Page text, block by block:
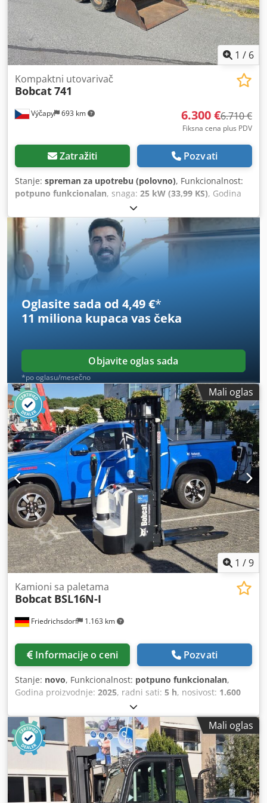
dobre gume - uključujući odobrenje za saobraćaj u
Nizozemskoj Cena prodaje: 21.900,-- neto Moguća je i
povoljna dostava! Uz doplatu, takođe i sa novom lopatom ili
novom radnom platformom!
1 / 6
Výčapy 693 km
Kompaktni utovarivač
Bobcat741
6.300 €6.710 €
Fiksna cena plus PDV
Zatražiti Pozvati
Stanje: spreman za upotrebu (polovno), Funkcionalnost:
potpuno funkcionalan, snaga: 25 kW (33,99 KS), Godina
, radni sati:5.700 h
motorom od 29,5 KS Credpfx Abjy Skqwe Sjf 5700 radnih
sati, godina proizvodnje oko 1990 Kašika
Oglasite sada od 4,49 €*
11 miliona kupaca vas čeka
Objavite oglas sada
*po oglasu/mesečno
Mali oglas
1 /9
Friedrichsdorf 1.163 km
Kamioni sa paletama
Bobcat BSL16N-I
Informacije o ceni Pozvati
Stanje: novo, Funkcionalnost: potpuno funkcionalan,
Godina proizvodnje: 2025, radni sati: 5 h, nosivost: 1.600
, slobodno podizanje:
mm, vrsta goriva:električni, tip jarma:triplex, građevinska
visina:2.108 mm , dužina viljuške:1.150 mm, prazna masa
vozila:1.340 kg , ukupna dužina:1.964 mm, tip pogona:
Elektro
, radna širina:820 mm, Kamioni za viljuškarstvo
Težište opterećenja: 600 Širina viljuške: 560 mm Csdpfjwi
Acgjx Ab Ssrf Tip jarbola: Triplex Stanje: Novi uređaj Stanje
Tehnički: Novi Prednje gume Tip: Poliuretan Prednje gume
Mali oglas